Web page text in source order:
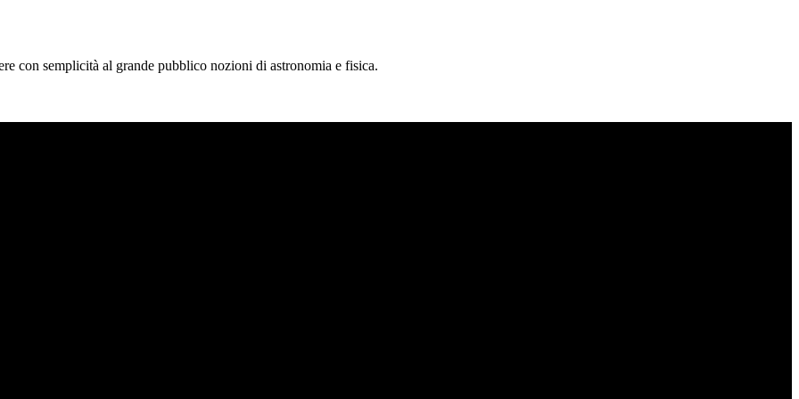
con semplicità al grande pubblico nozioni di astronomia e fisica.